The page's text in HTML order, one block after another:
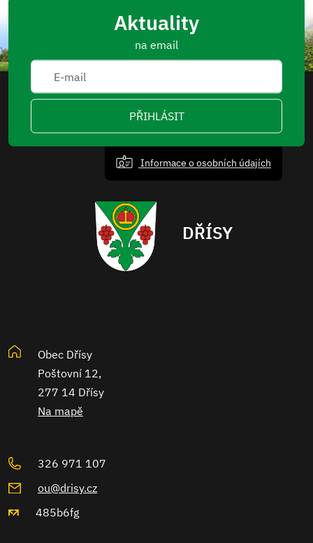
Aktuality
na email
PŘIHLÁSIT
Informace o osobních údajích
DŘÍSY
Obec Dřísy
Poštovní 12,
277 14 Dřísy
Na mapě
326 971 107
ou@drisy.cz
485b6fg